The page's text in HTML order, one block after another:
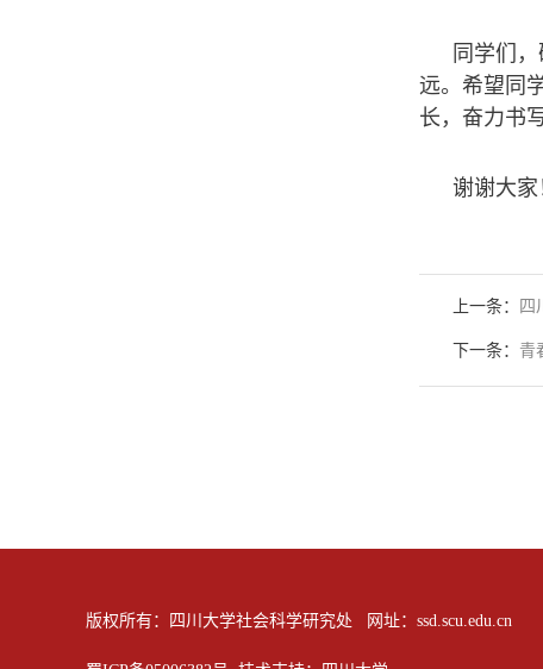
同学们
远。希望同
长，奋力书
谢谢大家
上一条： 四
下一条： 青
版权所有：四川大学社会科学研究处 网址：ssd.scu.edu.cn